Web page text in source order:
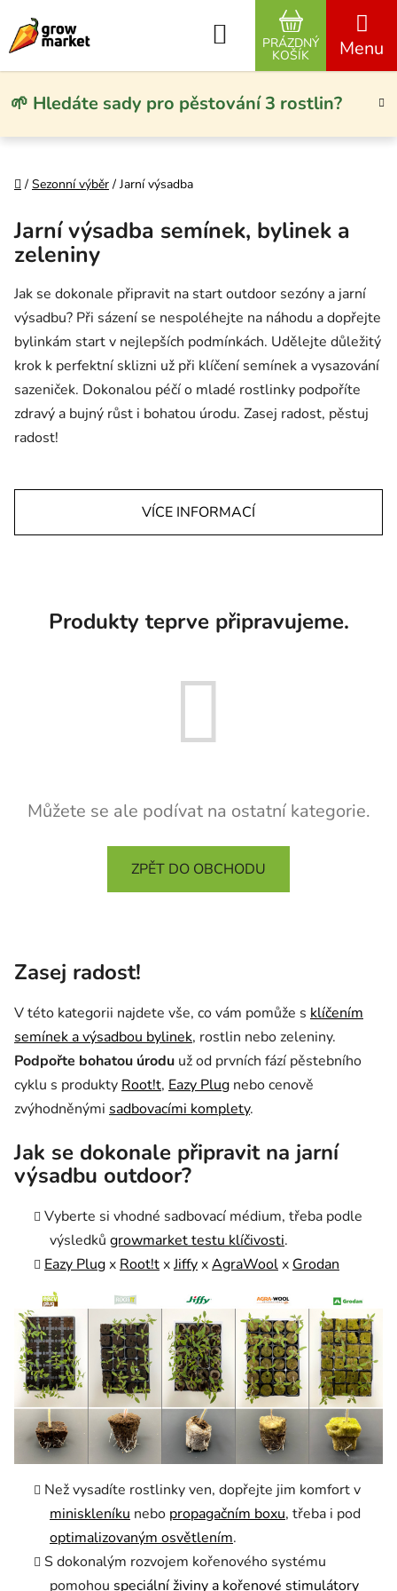
🌱 Hledáte sady pro pěstování 3 rostlin?
Hledat
NÁKUPNÍ
PRÁZDNÝ
KOŠÍK
Domů
/ Sezonní výběr / Jarní výsadba
Jarní výsadba semínek, bylinek a
zeleniny
Jak se dokonale připravit na start outdoor sezóny a jarní
výsadbu? Při sázení se nespoléhejte na náhodu a dopřejte
bylinkám start v nejlepších podmínkách. Udělejte důležitý
krok k perfektní sklizni už při klíčení semínek a vysazování
sazeniček. Dokonalou péčí o mladé rostlinky podpoříte
zdravý a bujný růst i bohatou úrodu. Zasej radost, pěstuj
radost!
VÍCE INFORMACÍ
Produkty teprve připravujeme.
Můžete se ale podívat na ostatní kategorie.
ZPĚT DO OBCHODU
Zasej radost!
V této kategorii najdete vše, co vám pomůže s klíčením
semínek a výsadbou bylinek, rostlin nebo zeleniny.
Podpořte bohatou úrodu už od prvních fází pěstebního
cyklu s produkty Root!t, Eazy Plug nebo cenově
zvýhodněnými sadbovacími komplety.
​Jak se dokonale připravit na jarní
výsadbu outdoor?
Vyberte si vhodné sadbovací médium, třeba podle
výsledků growmarket testu klíčivosti.
Eazy Plugx Root!txJiffyxAgraWoolx Grodan
Než vysadíte rostlinkyven, dopřejte jim komfort v
miniskleníku nebo propagačním boxu, třeba i pod
optimalizovaným osvětlením.
S dokonalým rozvojem kořenového systému
pomohou speciální živiny a kořenové stimulátory